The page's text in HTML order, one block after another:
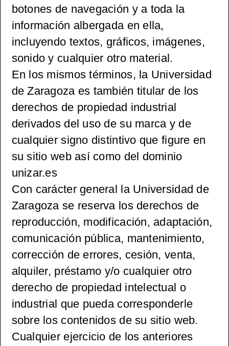
botones de navegación y a toda la
información albergada en ella,
incluyendo textos, gráficos, imágenes,
sonido y cualquier otro material.
En los mismos términos, la Universidad
de Zaragoza es también titular de los
derechos de propiedad industrial
derivados del uso de su marca y de
cualquier signo distintivo que figure en
su sitio web así como del dominio
unizar.es
Con carácter general la Universidad de
Zaragoza se reserva los derechos de
reproducción, modificación, adaptación,
comunicación pública, mantenimiento,
corrección de errores, cesión, venta,
alquiler, préstamo y/o cualquier otro
derecho de propiedad intelectual o
industrial que pueda corresponderle
sobre los contenidos de su sitio web.
Cualquier ejercicio de los anteriores